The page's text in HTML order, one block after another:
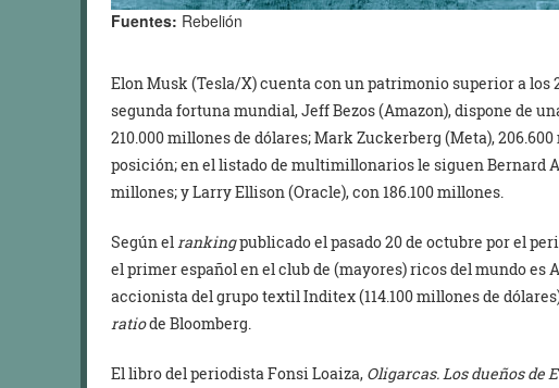
Fuentes: Rebelión
Elon Musk (Tesla/X) cuenta con un patrimonio superior a los
segunda fortuna mundial, Jeff Bezos (Amazon), dispone de
210.000 millones de dólares; Mark Zuckerberg (Meta),
posición; en el listado de multimillonarios le siguen Bernard
millones; y Larry Ellison (Oracle), con 186.100 millones.
Según el rankingpublicado el pasado 20 de octubre por el
el primer español en el club de (mayores) ricos del mundo es
accionista del grupo textil Inditex (114.100 millones de
ratiode Bloomberg.
El libro del periodista Fonsi Loaiza, Oligarcas. Los dueños de